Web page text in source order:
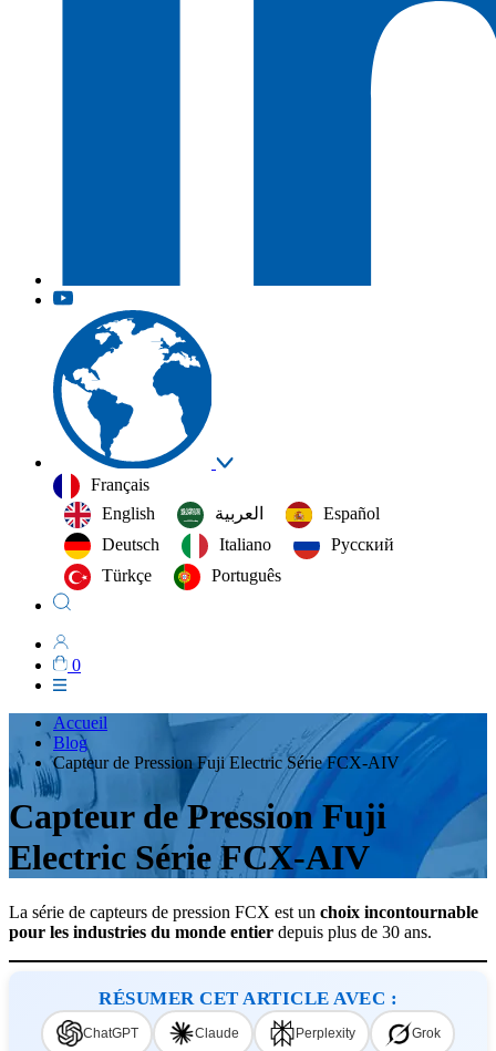
Français
English
العربية‏
Español
Deutsch
Italiano
Русский
Türkçe
Português
0
Accueil
Blog
Capteur de Pression Fuji Electric Série FCX-AIV
Capteur de Pression Fuji
Electric Série FCX-AIV
La série de capteurs de pression FCX est un choix incontournable
pour les industries du monde entier depuis plus de 30 ans.
RÉSUMER CET ARTICLE AVEC :
ChatGPT Claude Perplexity Grok